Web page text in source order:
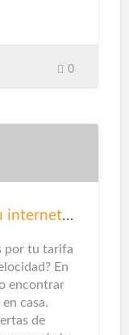
considere
desde
los
0
Las mejores ofertas para tu internet en casa
por tu tarifa
En
encontrar
casa.
de